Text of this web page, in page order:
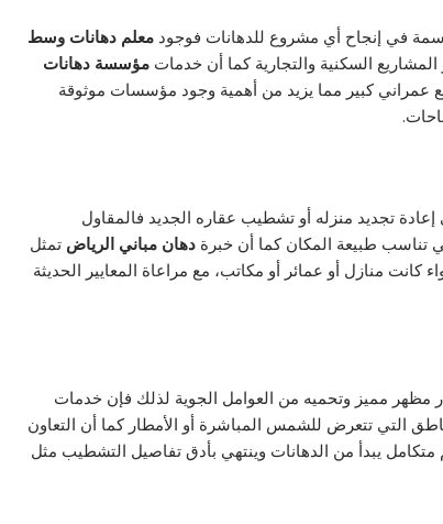
في إنجاح أي مشروع للدهانات فوجود معلم دهانات وسط
السكنية والتجارية كما أن خدمات مؤسسة دهانات
عمراني كبير مما يزيد من أهمية وجود مؤسسات موثوقة
تجديد منزله أو تشطيب عقاره الجديد فالمقاول
تناسب طبيعة المكان كما أن خبرة دهان مباني الرياض تمثل
منازل أو عمائر أو مكاتب، مع مراعاة المعايير الحديثة
مظهر مميز وتحميه من العوامل الجوية لذلك فإن خدمات
التي تتعرض للشمس المباشرة أو الأمطار كما أن التعاون
يبدأ من الدهانات وينتهي بأدق تفاصيل التشطيب مثل